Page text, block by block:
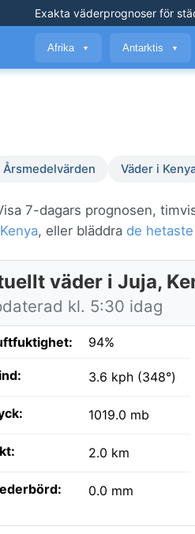
Exakta väderprognoser för
Afrika ▼ Antarktis ▼
Årsmedelvärden Väder i
7-dagars prognosen,
Kenya, eller bläddra de
väder i Juja,
kl. 5:30 idag
94%
3.6 kph (348°)
1019.0 mb
2.0 km
0.0 mm